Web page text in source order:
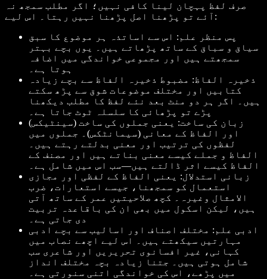
صرف لفظ پہچان لینا کافی نہیں؛ اگر مطلب سمجھ نہ
آئے تو پڑھنا اصل پڑھنا نہیں رہتا۔ اس لیے:
پس منظر علم: اس سے اساتذہ ہر موضوع کا سبق
سیاق و سباق کے ساتھ پڑھاتے ہیں۔ یوں بچے بہتر
سمجھتے ہیں اور مجموعی خواندگی میں اضافہ
ہوتا ہے۔
ذخیرہ الفاظ: مضبوط ذخیرہ الفاظ سے بچے زیادہ
کتابیں اور مختلف موضوعات شوق سے پڑھ سکتے
ہیں۔ اگر ہر دو منٹ بعد نئے لفظ کا مطلب دیکھنا
پڑے تو پڑھائی کا سلسلہ ٹوٹ جاتا ہے۔
زبان کی ساخت: یعنی جملوں کی ساخت (سینٹیکس)
اور الفاظ کے معانی (سیمانٹکس)۔ جملوں میں
لفظوں کی ترتیب اور معنی بدلتے رہتے ہیں۔
الفاظ و جملے کیسے معنی بناتے ہیں اور مصنف کے
الفاظ کیسے اثر ڈالتے ہیں—سب اس میں شامل ہے۔
زبانی استدلال: یعنی الفاظ کے لفظی اور مجازی
استعمال کو سمجھنا، جیسے استعارات، ضرب
الامثال وغیرہ۔ کچھ صلاحیتیں عمر کے ساتھ آتی
ہیں، لیکن اسکول میں بھی ان کی باقاعدہ تربیت
دی جاتی ہے۔
ادبی علم: مختلف اصناف اور اسالیب سے بچے ادبی
مہارتیں سیکھتے ہیں۔ اس لیے اچھے نصاب میں
کہانی، غیر افسانوی تحریریں اور شاعری سب
شامل ہوتی ہیں۔ جتنا زیادہ بچہ مختلف انداز
میں پڑھے، اس کی خواندگی اتنی سنورتی ہے۔